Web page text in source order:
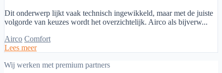
Dit onderwerp lijkt vaak technisch ingewikkeld, maar met de juiste
volgorde van keuzes wordt het overzichtelijk. Airco als bijverw...
Airco Comfort
Lees meer
Wij werken met premium partners